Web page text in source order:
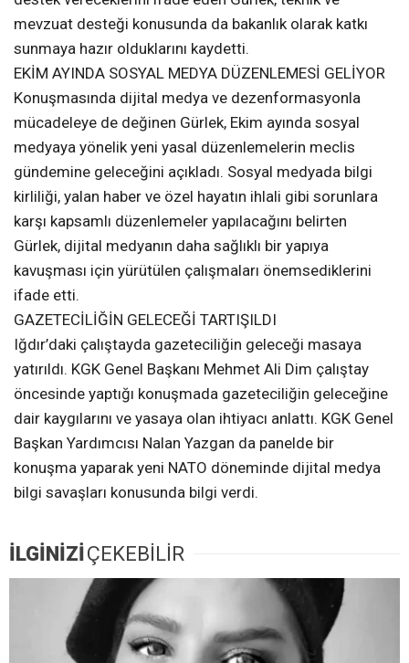
mevzuat desteği konusunda da bakanlık olarak katkı
sunmaya hazır olduklarını kaydetti.
EKİM AYINDA SOSYAL MEDYA DÜZENLEMESİ GELİYOR
Konuşmasında dijital medya ve dezenformasyonla
mücadeleye de değinen Gürlek, Ekim ayında sosyal
medyaya yönelik yeni yasal düzenlemelerin meclis
gündemine geleceğini açıkladı. Sosyal medyada bilgi
kirliliği, yalan haber ve özel hayatın ihlali gibi sorunlara
karşı kapsamlı düzenlemeler yapılacağını belirten
Gürlek, dijital medyanın daha sağlıklı bir yapıya
kavuşması için yürütülen çalışmaları önemsediklerini
ifade etti.
GAZETECİLİĞİN GELECEĞİ TARTIŞILDI
Iğdır’daki çalıştayda gazeteciliğin geleceği masaya
yatırıldı. KGK Genel Başkanı Mehmet Ali Dim çalıştay
öncesinde yaptığı konuşmada gazeteciliğin geleceğine
dair kaygılarını ve yasaya olan ihtiyacı anlattı. KGK Genel
Başkan Yardımcısı Nalan Yazgan da panelde bir
konuşma yaparak yeni NATO döneminde dijital medya
bilgi savaşları konusunda bilgi verdi.
İLGİNİZİÇEKEBİLİR